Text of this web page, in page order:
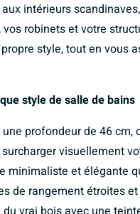
intérieurs
robinets et votre
style, tout en vous
style de salle de bains
profondeur de 46 cm,
visuellement
minimaliste et élégante
de rangement étroites